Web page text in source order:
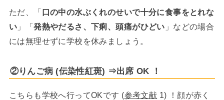
ただ、「口の中の水ぶくれのせいで十分に食事をとれな
い 」「発熱やだるさ、下痢、頭痛がひどい 」などの場合
には無理せずに学校を休みましょう。
②りんご病 (伝染性紅斑) ⇒出席 OK ！
こちらも学校へ行ってOKです (参考文献 1) ！顔が赤く